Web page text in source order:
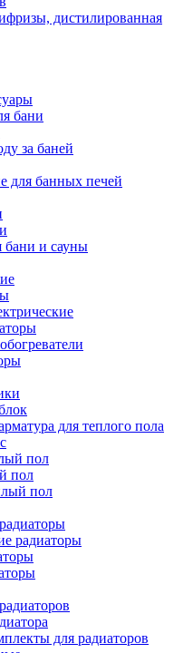
дистилированная
бани
за баней
для банных печей
бани и сауны
для теплого пола
пол
пол
пол
радиаторы
для радиаторов